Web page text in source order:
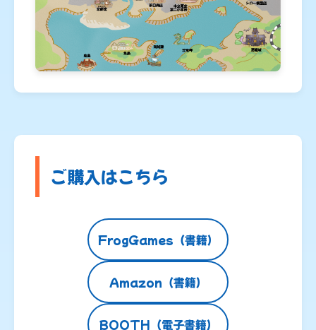
ご購入はこちら
FrogGames（書籍）
Amazon（書籍）
BOOTH（電子書籍）